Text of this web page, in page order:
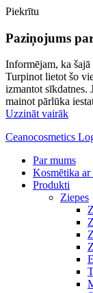
Piekrītu
Paziņojums
Informējam, ka
Turpinot lietot šo
izmantot sīkdatnes.
mainot pārlūka
Uzzināt vairāk
Ceanocosmetics
Par mums
Kosmētika ar
Produkti
Ziepes